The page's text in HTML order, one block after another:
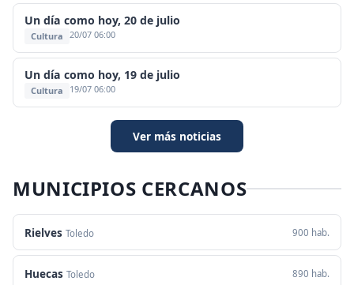
Un día como hoy, 20 de julio
Cultura 20/07 06:00
Un día como hoy, 19 de julio
Cultura 19/07 06:00
Ver más noticias
MUNICIPIOS CERCANOS
Rielves Toledo 900 hab.
Huecas Toledo 890 hab.